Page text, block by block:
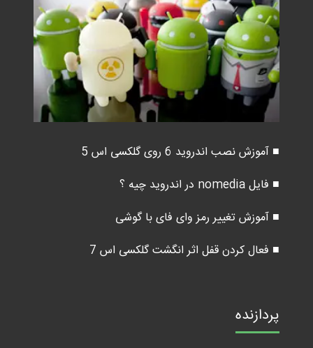
■ آموزش نصب اندروید 6 روی گلکسی اس 5
■ فایل nomedia در اندروید چیه ؟
■ آموزش تغییر رمز وای فای با گوشی
■ فعال کردن قفل اثر انگشت گلکسی اس 7
پردازنده